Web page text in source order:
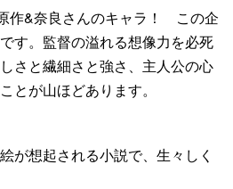
作&奈良さんのキャラ！ この企
す。監督の溢れる想像力を必死
さと繊細さと強さ、主人公の心
が山ほどあります。
が想起される小説で、生々しく